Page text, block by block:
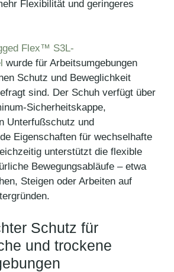
Flexibilität und geringeres
Flex™ S3L-
wurde für Arbeitsumgebungen
Schutz und Beweglichkeit
sind. Der Schuh verfügt über
Sicherheitskappe,
Unterfußschutz und
Eigenschaften für wechselhafte
unterstützt die flexible
Bewegungsabläufe – etwa
Steigen oder Arbeiten auf
Schutz für
und trockene